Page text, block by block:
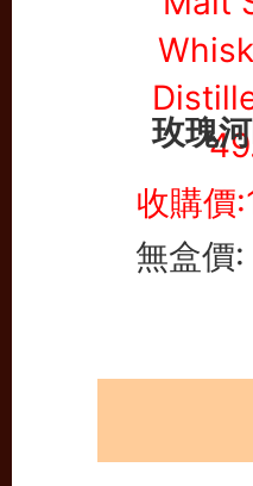
玫瑰
收購價
無盒